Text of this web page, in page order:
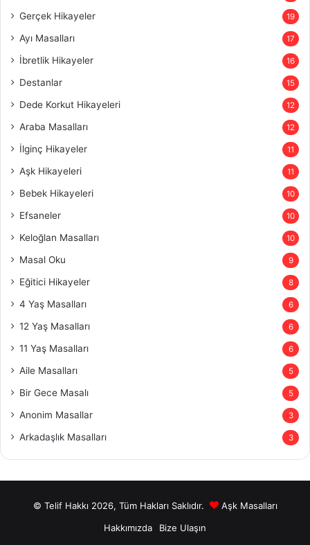
Gerçek Hikayeler 19
Ayı Masalları 17
İbretlik Hikayeler 16
Destanlar 15
Dede Korkut Hikayeleri 12
Araba Masalları 12
İlginç Hikayeler 11
Aşk Hikayeleri 11
Bebek Hikayeleri 10
Efsaneler 10
Keloğlan Masalları 10
Masal Oku 9
Eğitici Hikayeler 8
4 Yaş Masalları 6
12 Yaş Masalları 6
11 Yaş Masalları 6
Aile Masalları 5
Bir Gece Masalı 5
Anonim Masallar 3
Arkadaşlık Masalları 3
© Telif Hakkı 2026, Tüm Hakları Saklıdır.
Aşk Masalları
Hakkımızda
Bize Ulaşın